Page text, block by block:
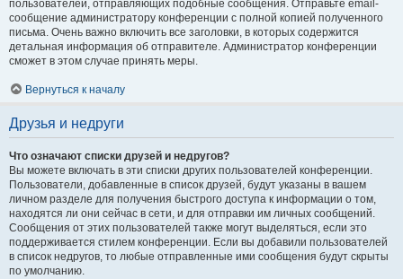
пользователей, отправляющих подобные сообщения. Отправьте email-
сообщение администратору конференции с полной копией полученного
письма. Очень важно включить все заголовки, в которых содержится
детальная информация об отправителе. Администратор конференции
сможет в этом случае принять меры.
Вернуться к началу
Друзья и недруги
Что означают списки друзей и недругов?
Вы можете включать в эти списки других пользователей конференции.
Пользователи, добавленные в список друзей, будут указаны в вашем
личном разделе для получения быстрого доступа к информации о том,
находятся ли они сейчас в сети, и для отправки им личных сообщений.
Сообщения от этих пользователей также могут выделяться, если это
поддерживается стилем конференции. Если вы добавили пользователей
в список недругов, то любые отправленные ими сообщения будут скрыты
по умолчанию.